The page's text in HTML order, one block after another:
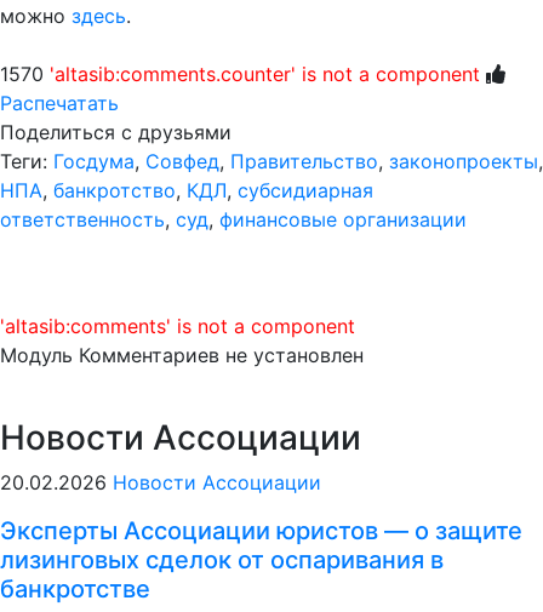
можно здесь.
1570 'altasib:comments.counter' is not a component
Распечатать
Поделиться с друзьями
Теги: Госдума, Совфед, Правительство, законопроекты,
НПА, банкротство, КДЛ, субсидиарная
ответственность, суд, финансовые организации
'altasib:comments' is not a component
Модуль Комментариев не установлен
Новости Ассоциации
20.02.2026 Новости Ассоциации
Эксперты Ассоциации юристов — о защите
лизинговых сделок от оспаривания в
банкротстве